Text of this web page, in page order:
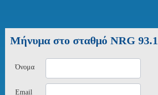
Μήνυμα στο σταθμό NRG 93.1
Όνομα
Email